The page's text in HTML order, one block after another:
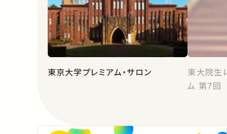
東京大学プレミアム・サロン
東大院生
ム 第7回